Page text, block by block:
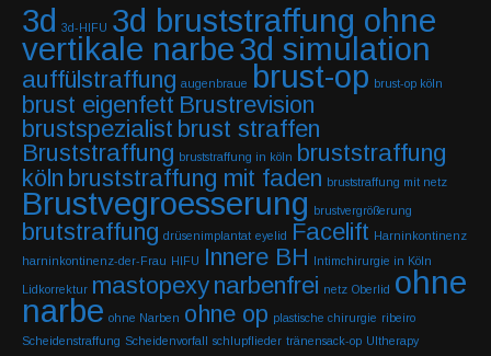
3d 3d-HIFU 3d bruststraffung ohne
vertikale narbe3d simulation
auffülstraffung augenbraue brust-op brust-op köln
brust eigenfett Brustrevision
brustspezialist brust straffen
Bruststraffung bruststraffung in köln bruststraffung
köln bruststraffung mit faden bruststraffung mit netz
Brustvegroesserung brustvergrößerung
brutstraffung drüsenimplantat eyelid Facelift Harninkontinenz
harninkontinenz-der-Frau HIFU Innere BH Intimchirurgie in Köln
Lidkorrektur mastopexy narbenfrei netz Oberlid ohne
narbe ohne Narben ohne op plastische chirurgie ribeiro
Scheidenstraffung Scheidenvorfall schlupflieder tränensack-op Ultherapy